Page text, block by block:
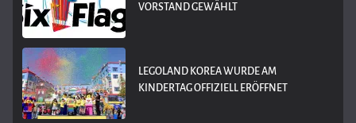
VORSTAND GEWÄHLT
LEGOLAND KOREA WURDE AM
KINDERTAG OFFIZIELL ERÖFFNET